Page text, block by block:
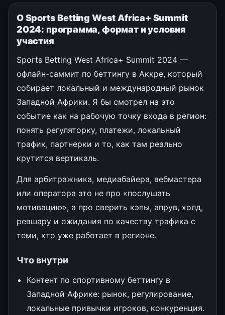
О Sports Betting West Africa+ Summit
2024: программа, формат и условия
участия
Sports Betting West Africa+ Summit 2024 —
офлайн-саммит по беттингу в Аккре, который
собирает локальный и международный рынок
Западной Африки. Я бы смотрел на это
событие как на рабочую точку входа в регион:
понять регуляторку, платежи, локальный
трафик, партнерки и то, как там реально
крутится вертикаль.
Для арбитражника, медиабайера, вебмастера
или оператора это не про «послушать
мотивацию», а про сверить кэпы, апрув, холд,
ревшару и ожидания по качеству трафика с
теми, кто уже работает в регионе.
Что внутри
Контент по спортивному беттингу в
Западной Африке: рынок, регулирование,
локальные привычки игроков, конкуренция.